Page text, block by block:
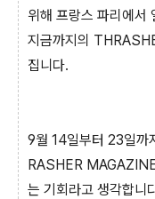
위해 프랑스 파리에서
지금까지의
집니다.
9월 14일부터 23일까
RASHER
는 기회라고 생각합니